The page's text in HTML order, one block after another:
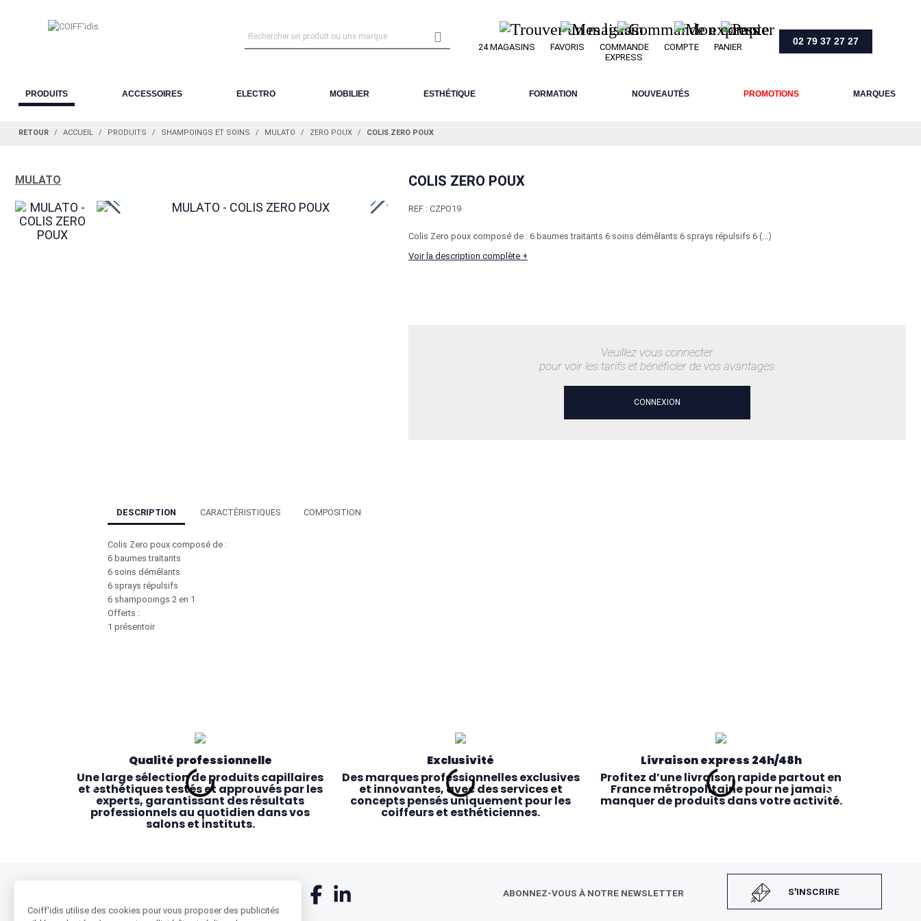

24 MAGASINS FAVORIS
COMMANDE
EXPRESS
COMPTE PANIER
02 79 37 27 27
PRODUITS ACCESSOIRES ELECTRO MOBILIER ESTHÉTIQUE FORMATION NOUVEAUTÉS PROMOTIONS MARQUES
RETOUR ACCUEIL PRODUITS SHAMPOINGS ET SOINS MULATO ZERO POUX COLIS ZERO POUX
MULATO COLIS ZERO POUX
REF : CZPO19
Colis Zero poux composé de : 6 baumes traitants 6 soins démêlants 6 sprays répulsifs 6 (...)
Voir la description complète +
Veuillez vous connecter
pour voir les tarifs et bénéficier de vos avantages
CONNEXION
DESCRIPTION CARACTÉRISTIQUES COMPOSITION
Colis Zero poux composé de :
6 baumes traitants
6 soins démêlants
6 sprays répulsifs
6 shampooings 2 en 1
Offerts :
1 présentoir
Qualité professionnelle
Une large sélection de produits capillaires
et esthétiques testés et approuvés par les
experts, garantissant des résultats
professionnels au quotidien dans vos
salons et instituts.
Exclusivité
Des marques professionnelles exclusives
et innovantes, avec des services et
concepts pensés uniquement pour les
coiffeurs et esthéticiennes.
Livraison express 24h/48h
Profitez d’une livraison rapide partout en
France métropolitaine pour ne jamais
manquer de produits dans votre activité.
ABONNEZ-VOUS À NOTRE NEWSLETTER S'INSCRIRE